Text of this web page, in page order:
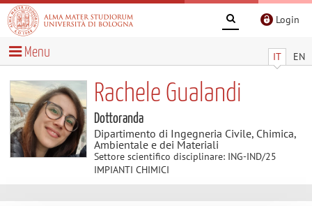
Login
IT EN
Menu
Rachele Gualandi
Dottoranda
Dipartimento di Ingegneria Civile, Chimica,
Ambientale e dei Materiali
Settore scientifico disciplinare: ING-IND/25
IMPIANTI CHIMICI